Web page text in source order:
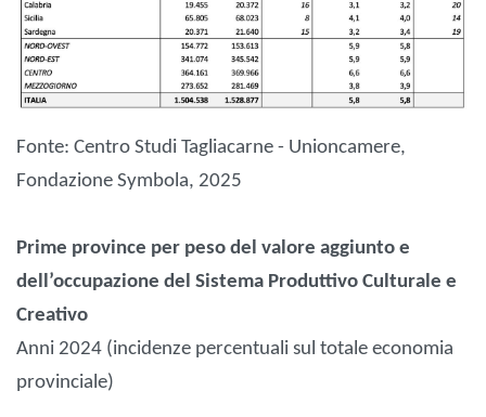
Fonte: Centro Studi Tagliacarne - Unioncamere,
Fondazione Symbola, 2025
Prime province per peso del valore aggiunto e
dell’occupazione del Sistema Produttivo Culturale e
Creativo
Anni 2024 (incidenze percentuali sul totale economia
provinciale)